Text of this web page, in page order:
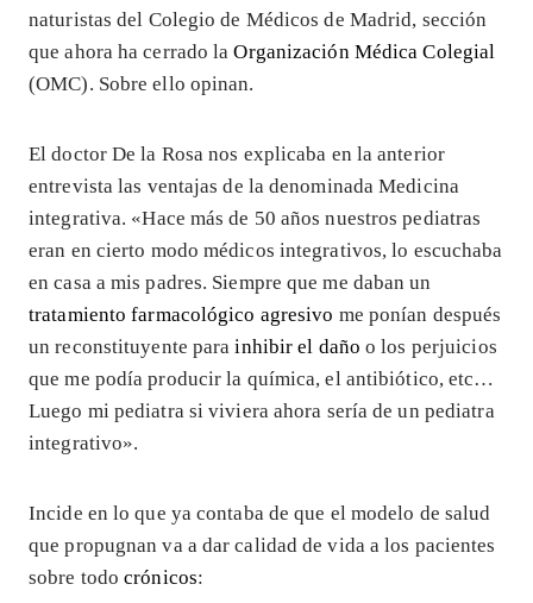
naturistas del Colegio de Médicos de Madrid, sección
que ahora ha cerrado laOrganización Médica Colegial
(OMC). Sobre ello opinan.
El doctor De la Rosa nos explicaba en la anterior
entrevista las ventajas de la denominada Medicina
integrativa. «Hace más de 50 años nuestros pediatras
eran en cierto modo médicos integrativos, lo escuchaba
en casa a mis padres. Siempre que me daban un
tratamiento farmacológico agresivo me ponían después
un reconstituyente parainhibir el daño o los perjuicios
que me podía producir la química, el antibiótico, etc…
Luego mi pediatra si viviera ahora sería de un pediatra
integrativo».
Incide en lo que ya contaba de que el modelo de salud
que propugnan va a dar calidad de vida a los pacientes
sobre todocrónicos: